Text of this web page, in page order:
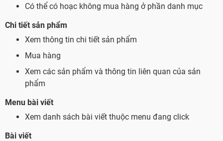
Có thể có hoạc không mua hàng ở phần danh mục
Chi tiết sản phẩm
Xem thông tin chi tiết sản phẩm
Mua hàng
Xem các sản phẩm và thông tin liên quan của sản
phẩm
Menu bài viết
Xem danh sách bài viết thuộc menu đang click
Bài viết